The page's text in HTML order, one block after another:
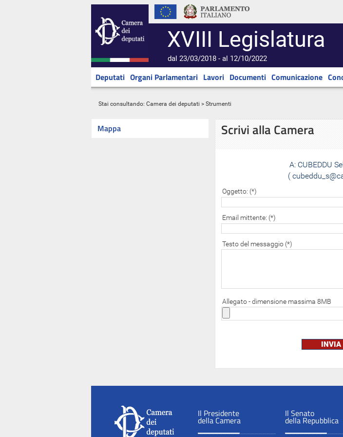
XVIII Legislatura
dal 23/03/2018 - al 12/10/2022
Deputati Organi Parlamentari Lavori Documenti Comunicazione
Stai consultando: Camera dei deputati > Strumenti
Mappa Scrivi alla Camera
A: CUBEDDU
(
Oggetto: (*)
Email mittente: (*)
Testo del messaggio (*)
Allegato - dimensione massima 8MB
Il Presidente
della Camera
Il Senato
della Repubblica